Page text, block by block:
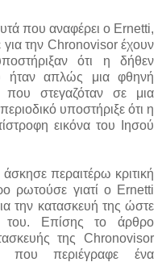
που αναφέρει ο Ernetti,
την Chronovisor έχουν
ότι η δήθεν
ήταν απλώς μια φθηνή
στεγαζόταν σε μια
υποστήριξε ότι η
εικόνα του Ιησού
περαιτέρω κριτική
ρωτούσε γιατί ο Ernetti
την κατασκευή της ώστε
του. Επίσης το άρθρο
της Chronovisor
που περιέγραφε ένα